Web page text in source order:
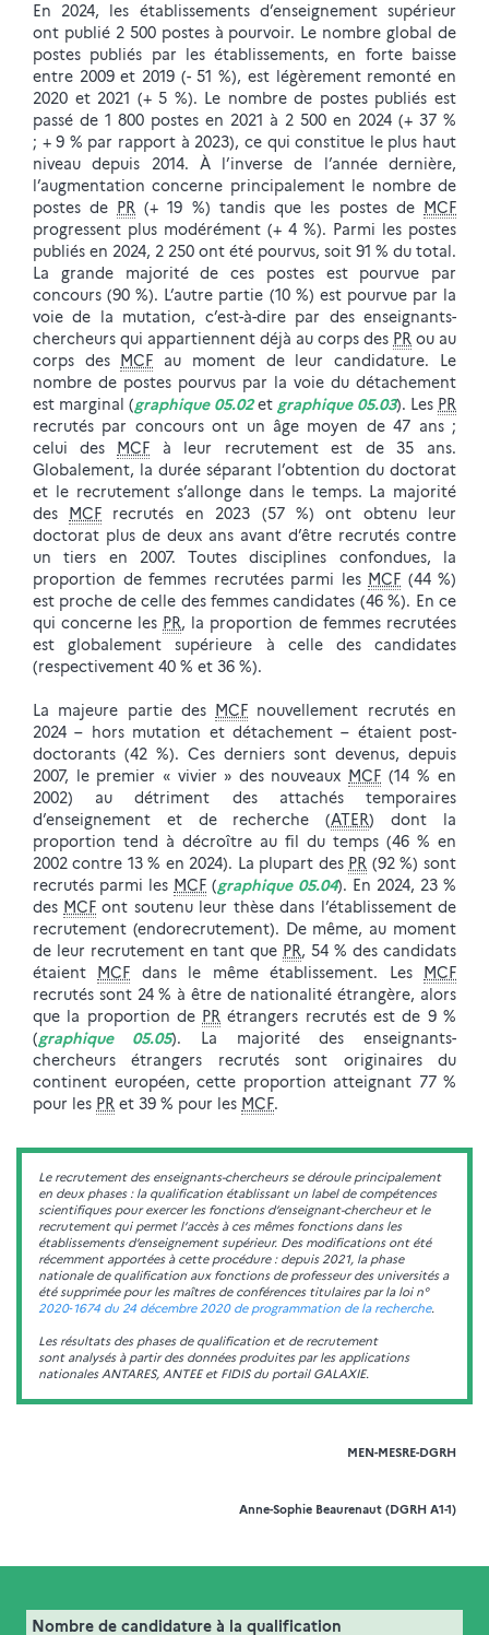
En 2024, les établissements d’enseignement supérieur
ont publié 2 500 postes à pourvoir. Le nombre global de
postes publiés par les établissements, en forte baisse
entre 2009 et 2019 (- 51 %), est légèrement remonté en
2020 et 2021 (+ 5 %). Le nombre de postes publiés est
passé de 1 800 postes en 2021 à 2 500 en 2024 (+ 37 %
; + 9 % par rapport à 2023), ce qui constitue le plus haut
niveau depuis 2014. À l’inverse de l’année dernière,
l’augmentation concerne principalement le nombre de
postes de PR (+ 19 %) tandis que les postes de MCF
progressent plus modérément (+ 4 %). Parmi les postes
publiés en 2024, 2 250 ont été pourvus, soit 91 % du total.
La grande majorité de ces postes est pourvue par
concours (90 %). L’autre partie (10 %) est pourvue par la
voie de la mutation, c’est-à-dire par des enseignants-
chercheurs qui appartiennent déjà au corps des PR ou au
corps des MCF au moment de leur candidature. Le
nombre de postes pourvus par la voie du détachement
est marginal (graphique 05.02et graphique 05.03). Les PR
recrutés par concours ont un âge moyen de 47 ans ;
celui des MCF à leur recrutement est de 35 ans.
Globalement, la durée séparant l’obtention du doctorat
et le recrutement s’allonge dans le temps. La majorité
des MCF recrutés en 2023 (57 %) ont obtenu leur
doctorat plus de deux ans avant d’être recrutés contre
un tiers en 2007. Toutes disciplines confondues, la
proportion de femmes recrutées parmi les MCF (44 %)
est proche de celle des femmes candidates (46 %). En ce
qui concerne les PR, la proportion de femmes recrutées
est globalement supérieure à celle des candidates
(respectivement 40 % et 36 %).
La majeure partie des MCF nouvellement recrutés en
2024 – hors mutation et détachement – étaient post-
doctorants (42 %). Ces derniers sont devenus, depuis
2007, le premier « vivier » des nouveaux MCF (14 % en
2002) au détriment des attachés temporaires
d’enseignement et de recherche (ATER) dont la
proportion tend à décroître au fil du temps (46 % en
2002 contre 13 % en 2024). La plupart des PR (92 %) sont
recrutés parmi les MCF (graphique 05.04). En 2024, 23 %
des MCF ont soutenu leur thèse dans l’établissement de
recrutement (endorecrutement). De même, au moment
de leur recrutement en tant que PR, 54 % des candidats
étaient MCF dans le même établissement. Les MCF
recrutés sont 24 % à être de nationalité étrangère, alors
que la proportion de PR étrangers recrutés est de 9 %
(graphique 05.05). La majorité des enseignants-
chercheurs étrangers recrutés sont originaires du
continent européen, cette proportion atteignant 77 %
pour les PR et 39 % pour les MCF.
Le recrutement des enseignants-chercheurs se déroule principalement
en deux phases : la qualification établissant un label de compétences
scientifiques pour exercer les fonctions d’enseignant-chercheur et le
recrutement qui permet l’accès à ces mêmes fonctions dans les
établissements d’enseignement supérieur. Des modifications ont été
récemment apportées à cette procédure : depuis 2021, la phase
nationale de qualification aux fonctions de professeur des universités a
été supprimée pour les maîtres de conférences titulaires par la loi n°
2020‑1674 du 24 décembre 2020 de programmation de la recherche.
Les résultats des phases de qualification et de recrutement
sont analysés à partir des données produites par les applications
nationales ANTARES, ANTEE et FIDIS du portail GALAXIE.
MEN-MESRE-DGRH
Anne-Sophie Beaurenaut (DGRH A1-1)
Nombre de candidature à la qualificationExtrait de la fiche "
05. qualification et recrutement des